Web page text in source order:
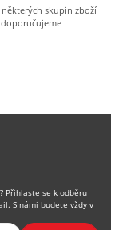
skupin zboží
Přihlaste se k odběru
S námi budete vždy v